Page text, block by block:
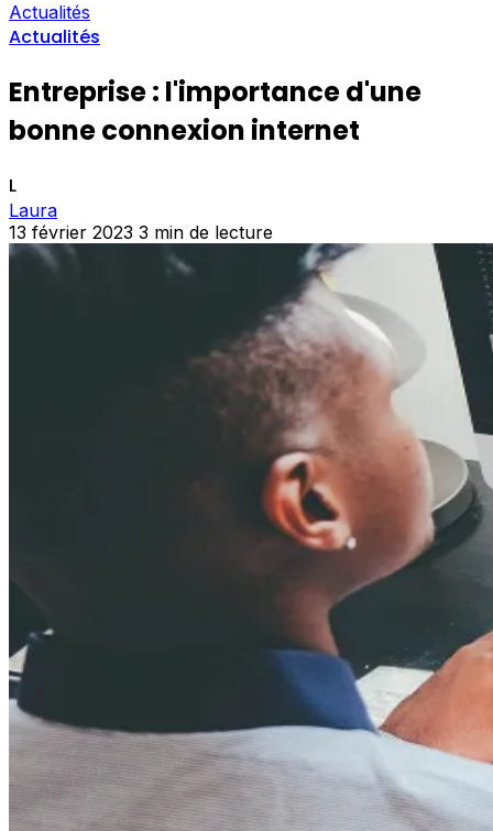
Actualités
Actualités
Entreprise : l'importance d'une
bonne connexion internet
L
Laura
13 février 2023 3 min de lecture